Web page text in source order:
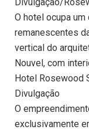
O hotel ocupa
remanescentes
vertical do
Nouvel, com
Hotel Rosewood
Divulgação
O
exclusivamente